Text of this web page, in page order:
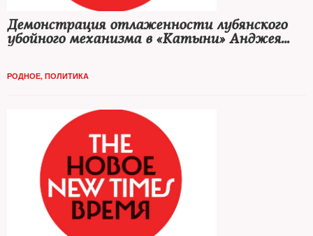
Демонстрация отлаженности лубянского
убойного механизма в «Катыни» Анджея
РОДНОЕ, ПОЛИТИКА